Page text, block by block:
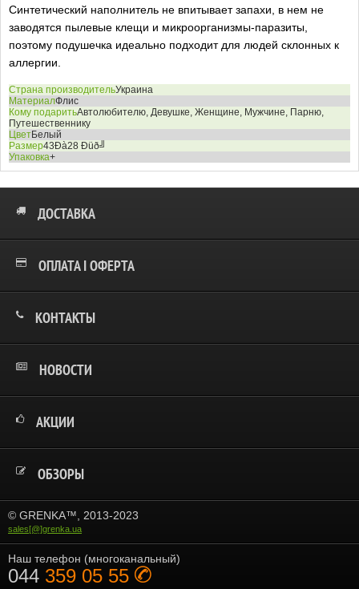
Синтетический наполнитель не впитывает запахи, в нем не
заводятся пылевые клещи и микроорганизмы-паразиты,
поэтому подушечка идеально подходит для людей склонных к
аллергии.
Страна производительУкраина
МатериалФлис
Кому подаритьАвтолюбителю, Девушке, Женщине, Мужчине, Парню,
Путешественнику
ЦветБелый
Размер43Ðà28 Ðüð╝
Упаковка+
ДОСТАВКА
ОПЛАТА І ОФЕРТА
КОНТАКТЫ
НОВОСТИ
АКЦИИ
ОБЗОРЫ
© GRENKA™, 2013-2023
sales[@]grenka.ua
Наш телефон (многоканальный)
044 359 05 55